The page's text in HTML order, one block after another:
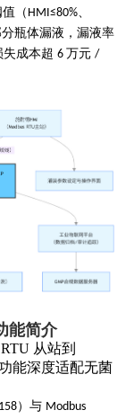
（HMI≤80%
瓶体漏液，漏液率
失成本超 6 万元 /
能简介
从站到
能深度适配无菌
）与 Modbus